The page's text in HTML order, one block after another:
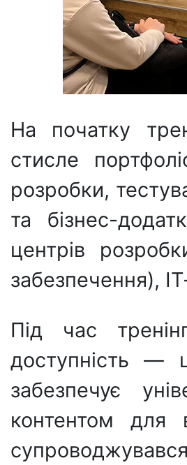
На початку
стисле
розробки,
та бізнес-
центрів
забезпечення),
Під час
доступність —
забезпечує
контентом для